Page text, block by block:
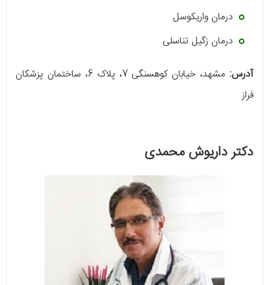
درمان واریکوسل
درمان زگیل تناسلی
آدرس:
مشهد، خیابان کوهسنگی 7، پلاک 6، ساختمان پزشکان
فراز
دکتر داریوش محمدی